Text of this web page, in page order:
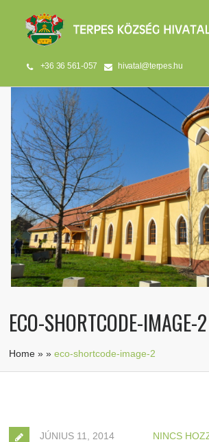
+36 36 561-057 hivatal@terpes.hu
ECO-SHORTCODE-IMAGE-2
Home »»eco-shortcode-image-2
JÚNIUS 11, 2014 NINCS